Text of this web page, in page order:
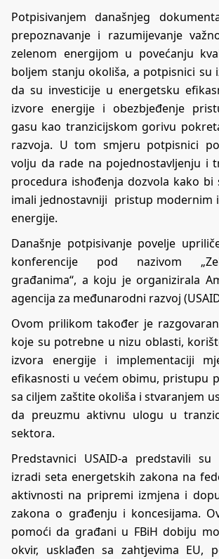
Potpisivanjem današnjeg
prepoznavanje i razumijevanje
zelenom energijom u povećanju
boljem stanju okoliša, a potpisnici su
da su investicije u energetsku
izvore energije i obezbjeđenje
gasu kao tranzicijskom gorivu
razvoja. U tom smjeru potpisnici
volju da rade na pojednostavljenju i
procedura ishođenja dozvola kako bi
imali jednostavniji pristup modernim
energije.
Današnje potpisivanje povelje
konferencije pod nazivom
građanima“, a koju je organizirala
agencija za međunarodni razvoj
Ovom prilikom također je
koje su potrebne u nizu oblasti,
izvora energije i implementaciji
efikasnosti u većem obimu, pristupu
sa ciljem zaštite okoliša i stvaranjem
da preuzmu aktivnu ulogu u
sektora.
Predstavnici USAID-a predstavili
izradi seta energetskih zakona na
aktivnosti na pripremi izmjena i
zakona o građenju i koncesijama.
pomoći da građani u FBiH dobiju
okvir, usklađen sa zahtjevima EU,